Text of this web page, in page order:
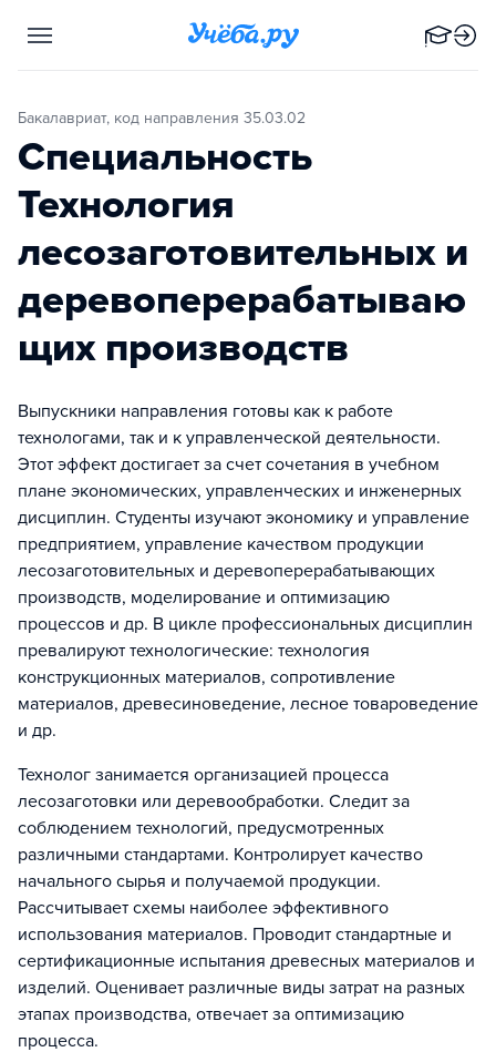
Бакалавриат, код направления 35.03.02
Специальность
Технология
лесозаготовительных и
деревоперерабатываю
щих производств
Выпускники направления готовы как к работе
технологами, так и к управленческой деятельности.
Этот эффект достигает за счет сочетания в учебном
плане экономических, управленческих и инженерных
дисциплин. Студенты изучают экономику и управление
предприятием, управление качеством продукции
лесозаготовительных и деревоперерабатывающих
производств, моделирование и оптимизацию
процессов и др. В цикле профессиональных дисциплин
превалируют технологические: технология
конструкционных материалов, сопротивление
материалов, древесиноведение, лесное товароведение
и др.
Технолог занимается организацией процесса
лесозаготовки или деревообработки. Следит за
соблюдением технологий, предусмотренных
различными стандартами. Контролирует качество
начального сырья и получаемой продукции.
Рассчитывает схемы наиболее эффективного
использования материалов. Проводит стандартные и
сертификационные испытания древесных материалов и
изделий. Оценивает различные виды затрат на разных
этапах производства, отвечает за оптимизацию
процесса.